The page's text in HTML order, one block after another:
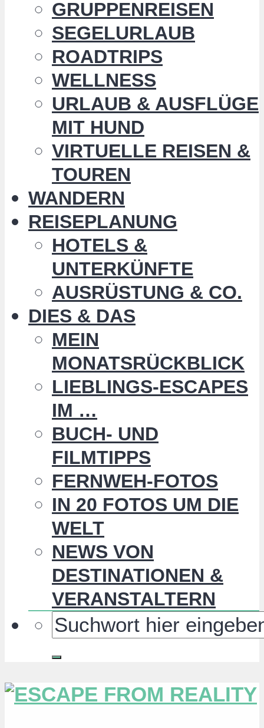
GRUPPENREISEN
SEGELURLAUB
ROADTRIPS
WELLNESS
URLAUB & AUSFLÜGE
MIT HUND
VIRTUELLE REISEN &
TOUREN
WANDERN
REISEPLANUNG
HOTELS &
UNTERKÜNFTE
AUSRÜSTUNG & CO.
DIES & DAS
MEIN
MONATSRÜCKBLICK
LIEBLINGS-ESCAPES
IM …
BUCH- UND
FILMTIPPS
FERNWEH-FOTOS
IN 20 FOTOS UM DIE
WELT
NEWS VON
DESTINATIONEN &
VERANSTALTERN